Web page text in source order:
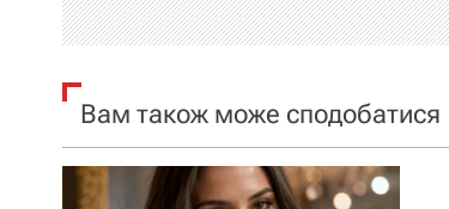
і
я
а
Вам також може сподобатися